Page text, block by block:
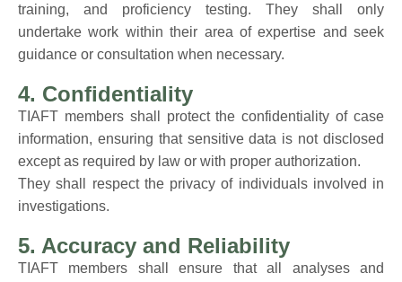
training, and proficiency testing. They shall only
undertake work within their area of expertise and seek
guidance or consultation when necessary.
4. Confidentiality
TIAFT members shall protect the confidentiality of case
information, ensuring that sensitive data is not disclosed
except as required by law or with proper authorization.
They shall respect the privacy of individuals involved in
investigations.
5. Accuracy and Reliability
TIAFT members shall ensure that all analyses and